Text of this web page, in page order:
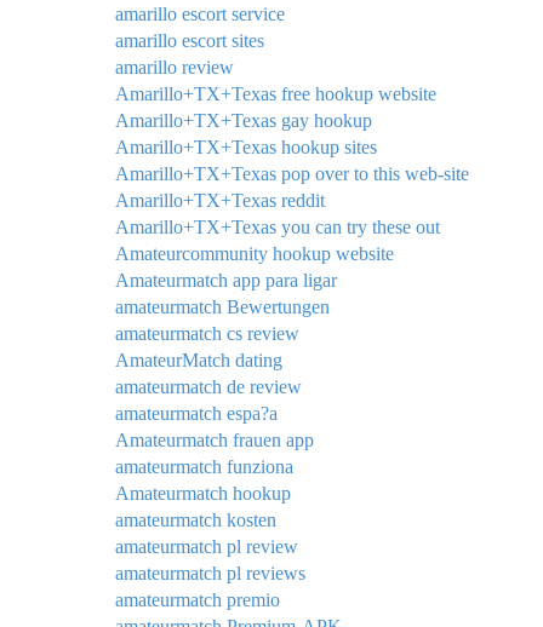
amarillo escort service
amarillo escort sites
amarillo review
Amarillo+TX+Texas free hookup website
Amarillo+TX+Texas gay hookup
Amarillo+TX+Texas hookup sites
Amarillo+TX+Texas pop over to this web-site
Amarillo+TX+Texas reddit
Amarillo+TX+Texas you can try these out
Amateurcommunity hookup website
Amateurmatch app para ligar
amateurmatch Bewertungen
amateurmatch cs review
AmateurMatch dating
amateurmatch de review
amateurmatch espa?a
Amateurmatch frauen app
amateurmatch funziona
Amateurmatch hookup
amateurmatch kosten
amateurmatch pl review
amateurmatch pl reviews
amateurmatch premio